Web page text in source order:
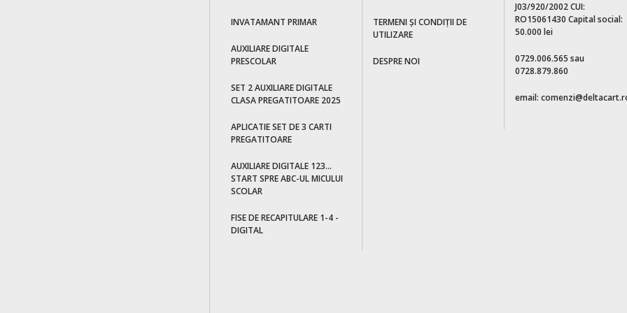
INVATAMANT PRIMAR
AUXILIARE DIGITALE
PRESCOLAR
SET 2 AUXILIARE DIGITALE
CLASA PREGATITOARE 2025
APLICATIE SET DE 3 CARTI
PREGATITOARE
AUXILIARE DIGITALE 123...
START SPRE ABC-UL MICULUI
SCOLAR
FISE DE RECAPITULARE 1-4 -
DIGITAL
TERMENI ȘI CONDIȚII DE
UTILIZARE
DESPRE NOI
J03/920/2002 CUI:
RO15061430 Capital social:
50.000 lei
0729.006.565 sau
0728.879.860
email: